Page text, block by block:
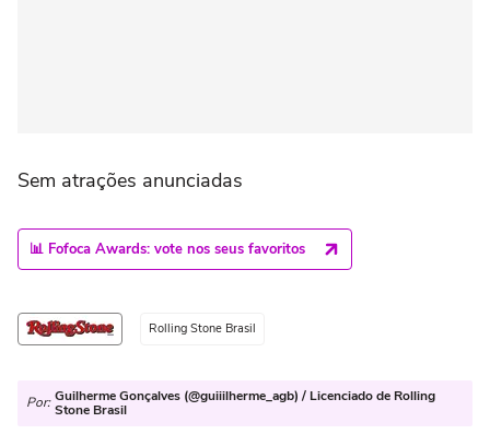
Sem atrações anunciadas
📊 Fofoca Awards: vote nos seus favoritos
Rolling Stone Brasil
Por: Guilherme Gonçalves (@guiiilherme_agb) / Licenciado de Rolling
Stone Brasil